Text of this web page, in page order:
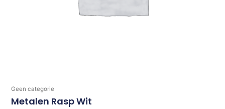
Geen categorie
Metalen Rasp Wit